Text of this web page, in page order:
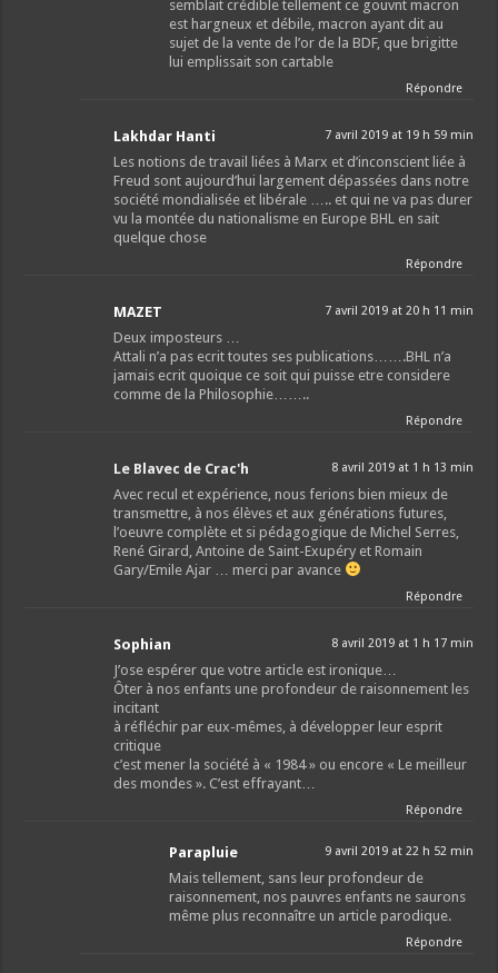
semblait crédible tellement ce gouvnt macron
est hargneux et débile, macron ayant dit au
sujet de la vente de l’or de la BDF, que brigitte
lui emplissait son cartable
Répondre
Lakhdar Hanti 7 avril 2019 at 19 h 59 min
Les notions de travail liées à Marx et d’inconscient liée à
Freud sont aujourd’hui largement dépassées dans notre
société mondialisée et libérale ….. et qui ne va pas durer
vu la montée du nationalisme en Europe BHL en sait
quelque chose
Répondre
MAZET 7 avril 2019 at 20 h 11 min
Deux imposteurs …
Attali n’a pas ecrit toutes ses publications…….BHL n’a
jamais ecrit quoique ce soit qui puisse etre considere
comme de la Philosophie……..
Répondre
Le Blavec de Crac'h 8 avril 2019 at 1 h 13 min
Avec recul et expérience, nous ferions bien mieux de
transmettre, à nos élèves et aux générations futures,
l’oeuvre complète et si pédagogique de Michel Serres,
René Girard, Antoine de Saint-Exupéry et Romain
Gary/Emile Ajar … merci par avance
Répondre
Sophian 8 avril 2019 at 1 h 17 min
J’ose espérer que votre article est ironique…
Ôter à nos enfants une profondeur de raisonnement les
incitant
à réfléchir par eux-mêmes, à développer leur esprit
critique
c’est mener la société à « 1984 » ou encore « Le meilleur
des mondes ». C’est effrayant…
Répondre
Parapluie 9 avril 2019 at 22 h 52 min
Mais tellement, sans leur profondeur de
raisonnement, nos pauvres enfants ne saurons
même plus reconnaître un article parodique.
Répondre